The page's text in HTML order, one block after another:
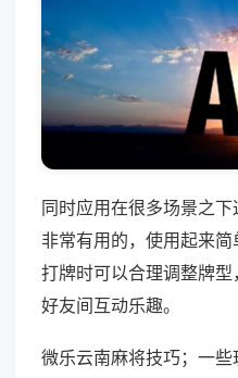
同时应用在很多场景之
非常有用的，使用起来
打牌时可以合理调整牌
好友间互动乐趣。
微乐云南麻将技巧；一